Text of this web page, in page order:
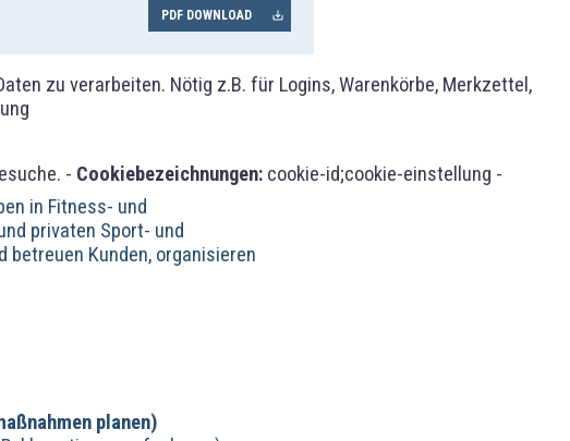
zu verarbeiten. Nötig z.B. für Logins, Warenkörbe, Merkzettel,
- Cookiebezeichnungen: cookie-id;cookie-einstellung -
PDF DOWNLOAD
in Fitness- und
privaten Sport- und
Kunden, organisieren
planen)